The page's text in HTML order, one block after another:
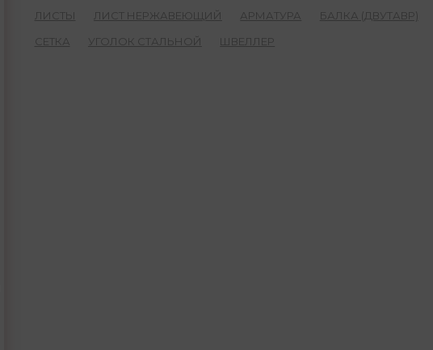
ЛИСТЫ
ЛИСТ НЕРЖАВЕЮЩИЙ АРМАТУРА
БАЛКА (ДВУТАВР)
СЕТКА
УГОЛОК СТАЛЬНОЙ ШВЕЛЛЕР